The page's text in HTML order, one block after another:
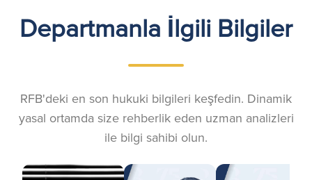
Departmanla İlgili Bilgiler
RFB'deki en son hukuki bilgileri keşfedin. Dinamik
yasal ortamda size rehberlik eden uzman analizleri
ile bilgi sahibi olun.